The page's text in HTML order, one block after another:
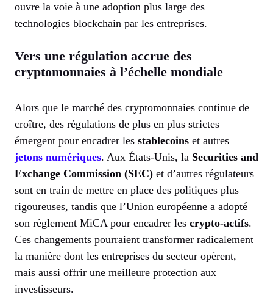
ouvre la voie à une adoption plus large des
technologies blockchain par les entreprises.
Vers une régulation accrue des
cryptomonnaies à l’échelle mondiale
Alors que le marché des cryptomonnaies continue de
croître, des régulations de plus en plus strictes
émergent pour encadrer les stablecoins et autres
jetons numériques. Aux États-Unis, la Securities and
Exchange Commission (SEC) et d’autres régulateurs
sont en train de mettre en place des politiques plus
rigoureuses, tandis que l’Union européenne a adopté
son règlement MiCA pour encadrer les crypto-actifs.
Ces changements pourraient transformer radicalement
la manière dont les entreprises du secteur opèrent,
mais aussi offrir une meilleure protection aux
investisseurs.